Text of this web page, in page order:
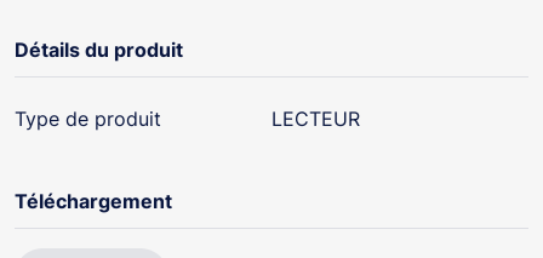
Détails du produit
Type de produit LECTEUR
Téléchargement